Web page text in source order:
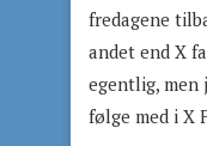
fredagene
andet end X
egentlig, men
følge med i X